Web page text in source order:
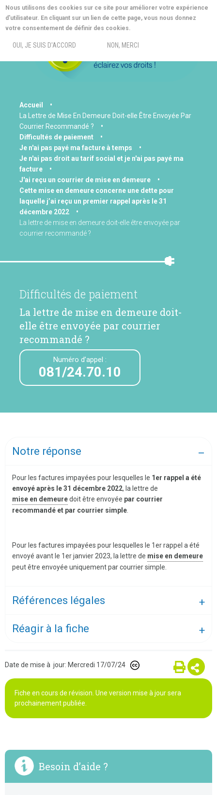
Nous utilisons des cookies sur ce site pour améliorer votre expérience
d'utilisateur. En cliquant sur un lien de cette page, vous nous donnez
votre consentement de définir des cookies.
OUI, JE SUIS D'ACCORD NON, MERCI
Aller
au
contenu
MENU
You
are
here
Accueil
La Lettre de Mise En Demeure Doit-elle Être Envoyée Par
Courrier Recommandé ?
Difficultés de paiement
Je n'ai pas payé ma facture à temps
Je n'ai pas droit au tarif social et je n'ai pas payé ma
facture
J'ai reçu un courrier de mise en demeure
Cette mise en demeure concerne une dette pour
laquelle j’ai reçu un premier rappel après le 31
décembre 2022
La lettre de mise en demeure doit-elle être envoyée par
courrier recommandé ?
Difficultés de paiement
La lettre de mise en demeure doit-
elle être envoyée par courrier
recommandé ?
Numéro d’appel :
081/24.70.10
Notre réponse
Pour les factures impayées pour lesquelles le 1er rappel a été
envoyéaprès le 31 décembre 2022, la lettre de
mise en demeuredoit être envoyée par courrier
recommandé et par courrier simple
Pour les factures impayées pour lesquelles le 1er rappel a été
envoyé avant le 1er janvier 2023, la lettre de mise en demeure
peut être envoyée uniquement par courrier simple.
Références légales
Réagir à la fiche
Date de mise à jour: Mercredi 17/07/24
Fiche en cours de révision. Une version mise à jour sera
prochainement publiée.
Besoin d’aide ?